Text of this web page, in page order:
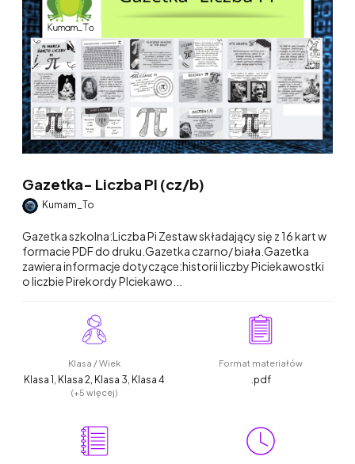
Gazetka- Liczba PI (cz/b)
Kumam_To
Gazetka szkolna:Liczba Pi Zestaw składający się z 16 kart w
formacie PDF do druku.Gazetka czarno/ biała.Gazetka
zawiera informacje dotyczące:historii liczby Piciekawostki
o liczbie Pirekordy PIciekawo...
Klasa / Wiek
Klasa 1, Klasa 2, Klasa 3, Klasa 4
(+5 więcej)
Format materiałów
.pdf